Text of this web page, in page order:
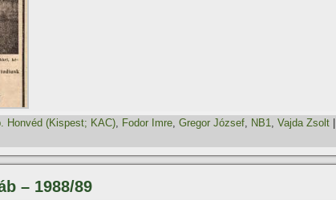
Honvéd (Kispest; KAC), Fodor Imre, Gregor József, NB1, Vajda Zsolt
– 1988/89